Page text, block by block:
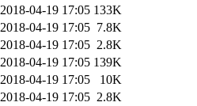
2018-04-19 17:05 133K
2018-04-19 17:05 7.8K
2018-04-19 17:05 2.8K
2018-04-19 17:05 139K
2018-04-19 17:05
10K
2018-04-19 17:05 2.8K